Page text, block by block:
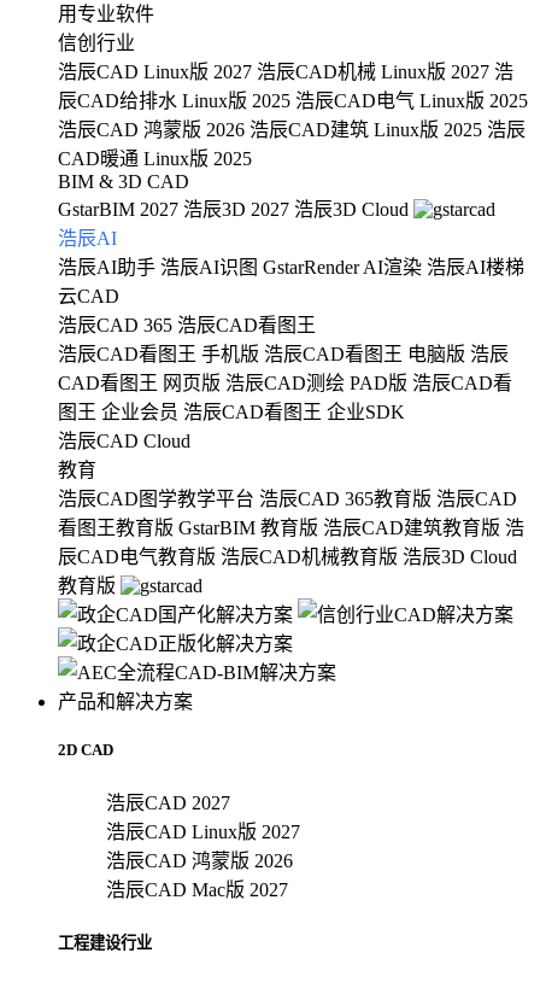
用专业软件
信创行业
浩辰CAD Linux版 2027 浩辰CAD机械 Linux版 2027 浩
辰CAD给排水 Linux版 2025 浩辰CAD电气 Linux版 2025
浩辰CAD 鸿蒙版 2026 浩辰CAD建筑 Linux版 2025 浩辰
CAD暖通 Linux版 2025
BIM & 3D CAD
GstarBIM 2027 浩辰3D 2027 浩辰3D Cloud
浩辰AI
浩辰AI助手 浩辰AI识图 GstarRender AI渲染 浩辰AI楼梯
云CAD
浩辰CAD 365 浩辰CAD看图王
浩辰CAD看图王 手机版 浩辰CAD看图王 电脑版 浩辰
CAD看图王 网页版 浩辰CAD测绘 PAD版 浩辰CAD看
图王 企业会员 浩辰CAD看图王 企业SDK
浩辰CAD Cloud
教育
浩辰CAD图学教学平台 浩辰CAD 365教育版 浩辰CAD
看图王教育版 GstarBIM 教育版 浩辰CAD建筑教育版 浩
辰CAD电气教育版 浩辰CAD机械教育版 浩辰3D Cloud
教育版
产品和解决方案
2D CAD
浩辰CAD 2027
浩辰CAD Linux版 2027
浩辰CAD 鸿蒙版 2026
浩辰CAD Mac版 2027
工程建设行业